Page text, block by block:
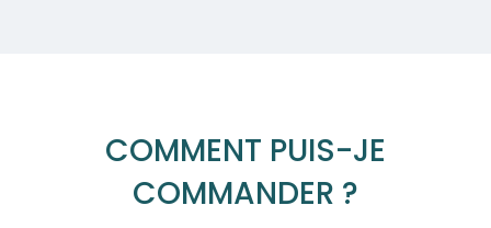
COMMENT PUIS-JE
COMMANDER ?